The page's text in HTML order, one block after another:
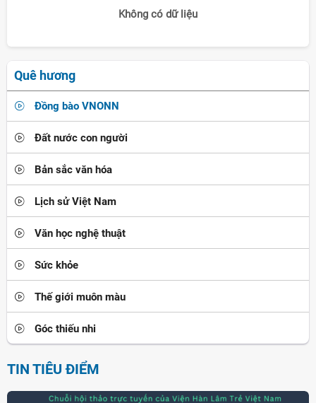
Không có dữ liệu
Quê hương
Đồng bào VNONN
Đất nước con người
Bản sắc văn hóa
Lịch sử Việt Nam
Văn học nghệ thuật
Sức khỏe
Thế giới muôn màu
Góc thiếu nhi
TIN TIÊU ĐIỂM